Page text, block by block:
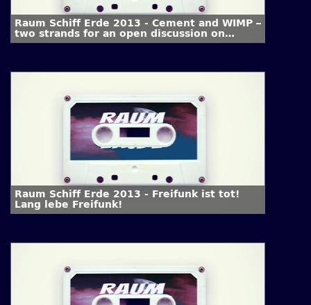
Raum Schiff Erde 2013 - Cement and WIMP –
two strands for an open discussion on
emotionalized urbanism
Raum Schiff Erde 2013 - Freifunk ist tot!
Lang lebe Freifunk!